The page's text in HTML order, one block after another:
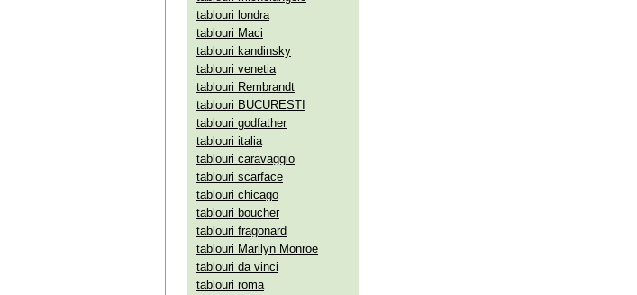
tablouri londra
tablouri Maci
tablouri kandinsky
tablouri venetia
tablouri Rembrandt
tablouri BUCURESTI
tablouri godfather
tablouri italia
tablouri caravaggio
tablouri scarface
tablouri chicago
tablouri boucher
tablouri fragonard
tablouri Marilyn Monroe
tablouri da vinci
tablouri roma